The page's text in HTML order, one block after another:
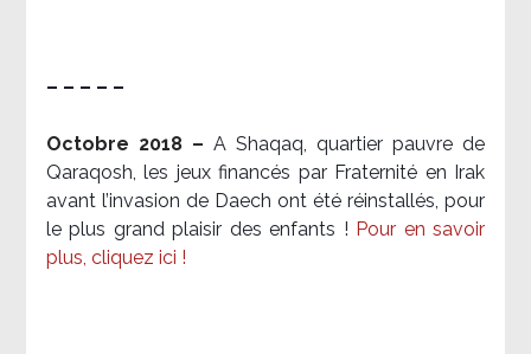
– – – – –
Octobre 2018 – A Shaqaq, quartier pauvre de
Qaraqosh, les jeux financés par Fraternité en Irak​
avant l’invasion de Daech ont été réinstallés, pour
le plus grand plaisir des enfants ! Pour en savoir
plus, cliquez ici !